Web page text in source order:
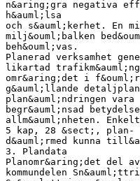
n&aring;gra negativa
h&auml;lsa
och s&auml;kerhet. En
milj&ouml;balken
beh&ouml;vas.
Planerad verksamhet
likartad
omr&aring;det i
g&auml;llande
plan&auml;ndringen vara
begr&auml;nsad
allm&auml;nheten.
5 kap, 28 &sect;, plan-
d&auml;rmed kunna
3. Plandata
Planomr&aring;det del
kommundelen